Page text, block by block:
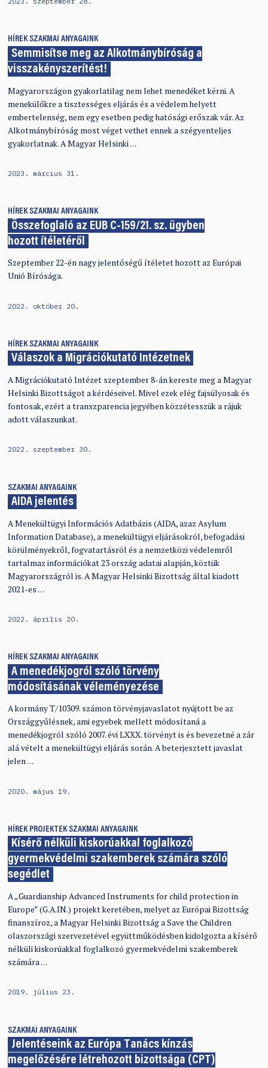
HÍREK SZAKMAI ANYAGAINK
Semmisítse meg az Alkotmánybíróság a
visszakényszerítést!
Magyarországon gyakorlatilag nem lehet menedéket kérni. A
menekülőkre a tisztességes eljárás és a védelem helyett
embertelenség, nem egy esetben pedig hatósági erőszak vár. Az
Alkotmánybíróság most véget vethet ennek a szégyenteljes
gyakorlatnak. A Magyar Helsinki …
2023. március 31.
HÍREK SZAKMAI ANYAGAINK
Összefoglaló az EUB C‑159/21. sz. ügyben
hozott ítéletéről
Szeptember 22-én nagy jelentőségű ítéletet hozott az Európai
Unió Bírósága.
2022. október 20.
HÍREK SZAKMAI ANYAGAINK
Válaszok a Migrációkutató Intézetnek
A Migrációkutató Intézet szeptember 8-án kereste meg a Magyar
Helsinki Bizottságot a kérdéseivel. Mivel ezek elég fajsúlyosak és
fontosak, ezért a transzparencia jegyében közzétesszük a rájuk
adott válaszunkat.
2022. szeptember 30.
SZAKMAI ANYAGAINK
AIDA jelentés
A Menekültügyi Információs Adatbázis (AIDA, azaz Asylum
Information Database), a menekültügyi eljárásokról, befogadási
körülményekről, fogvatartásról és a nemzetközi védelemről
tartalmaz információkat 23 ország adatai alapján, köztük
Magyarországról is. A Magyar Helsinki Bizottság által kiadott
2021-es …
2022. április 20.
HÍREK SZAKMAI ANYAGAINK
A menedékjogról szóló törvény
módosításának véleményezése
A kormány T/10309. számon törvényjavaslatot nyújtott be az
Országgyűlésnek, ami egyebek mellett módosítaná a
menedékjogról szóló 2007. évi LXXX. törvényt is és bevezetné a zár
alá vételt a menekültügyi eljárás során. A beterjesztett javaslat
jelen …
2020. május 19.
HÍREK PROJEKTEK SZAKMAI ANYAGAINK
Kísérő nélküli kiskorúakkal foglalkozó
gyermekvédelmi szakemberek számára szóló
segédlet
A „Guardianship Advanced Instruments for child protection in
Europe” (G.A.IN.) projekt keretében, melyet az Európai Bizottság
finanszíroz, a Magyar Helsinki Bizottság a Save the Children
olaszországi szervezetével együttműködésben kidolgozta a kísérő
nélküli kiskorúakkal foglalkozó gyermekvédelmi szakemberek
számára …
2019. július 23.
SZAKMAI ANYAGAINK
Jelentéseink az Európa Tanács kínzás
megelőzésére létrehozott bizottsága (CPT)